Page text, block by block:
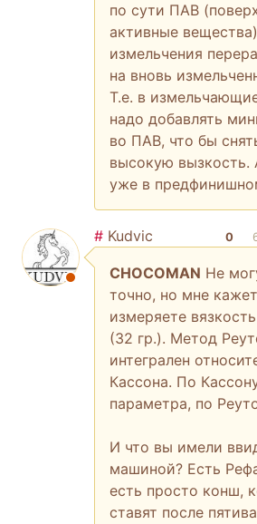
по сути ПАВ
активные
измельчения
на вновь
Т.е. в
надо добавлять
во ПАВ, что бы
высокую вызкость.
уже в
# Kudvic 0
CHOCOMAN Не
точно, но мне
измеряете
(32 гр.). Метод
интегрален
Кассона. По
параметра, по
И что вы имели
машиной? Есть
есть просто конш,
ставят после